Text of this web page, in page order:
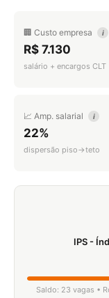
🏢 Custo empresa i
R$ 7.130
salário + encargos CLT
📈 Amp. salarial i
22%
dispersão piso→teto
IPS -
Saldo: 23 vagas •